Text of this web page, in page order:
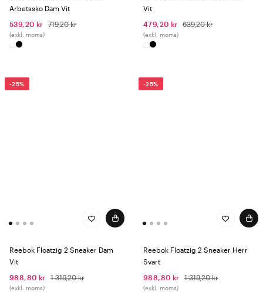
Arbetssko Dam Vit
539,20 kr
719,20 kr
(exkl. moms)
Vit
479,20 kr
639,20 kr
(exkl. moms)
-25%
Reebok Floatzig 2 Sneaker Dam
Vit
988,80 kr
1 319,20 kr
(exkl. moms)
-25%
Reebok Floatzig 2 Sneaker Herr
Svart
988,80 kr
1 319,20 kr
(exkl. moms)